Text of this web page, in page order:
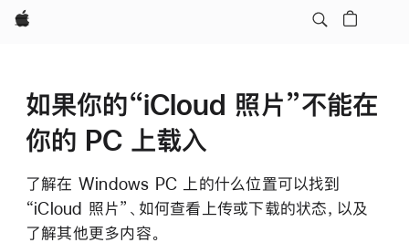
Apple
如果你的“iCloud 照片”不能在
你的 PC 上载入
了解在 Windows PC 上的什么位置可以找到
“iCloud 照片”、如何查看上传或下载的状态，以及
了解其他更多内容。